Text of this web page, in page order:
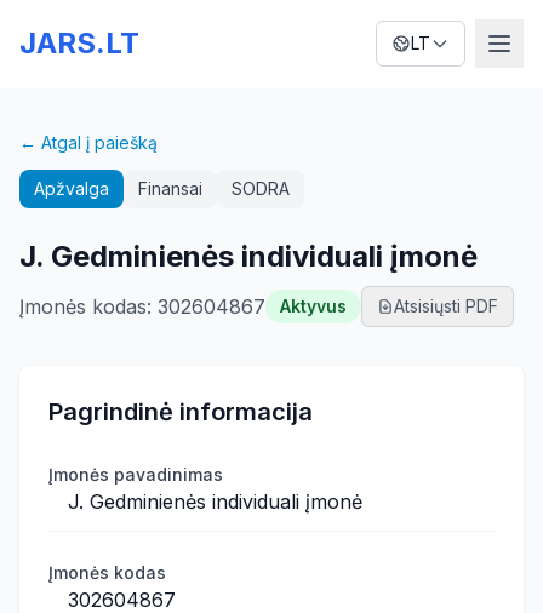
JARS.LT LT
← Atgal į paiešką
Apžvalga Finansai SODRA
J. Gedminienės individuali įmonė
Įmonės kodas: 302604867 Aktyvus Atsisiųsti PDF
Pagrindinė informacija
Įmonės pavadinimas
J. Gedminienės individuali įmonė
Įmonės kodas
302604867